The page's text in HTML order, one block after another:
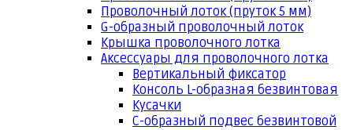
Проволочный лоток (пруток 5 мм)
G-образный проволочный лоток
Крышка проволочного лотка
Аксессуары для проволочного лотка
Вертикальный фиксатор
Консоль L-образная безвинтовая
Кусачки
С-образный подвес безвинтовой